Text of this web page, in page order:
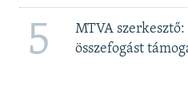
5
MTVA
összefogást